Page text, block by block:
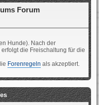
Forum
Hunde). Nach der
die Freischaltung für die
Forenregeln als akzeptiert.